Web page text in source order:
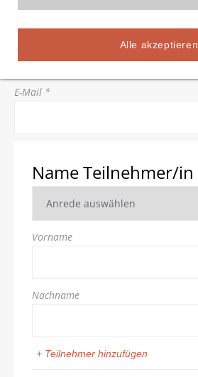
Alle akzeptieren
E-Mail *
Name Teilnehmer/in
Vorname
Nachname
+ Teilnehmer hinzufügen